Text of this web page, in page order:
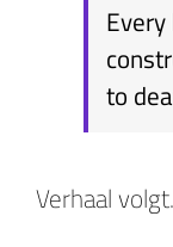
to
Verhaal